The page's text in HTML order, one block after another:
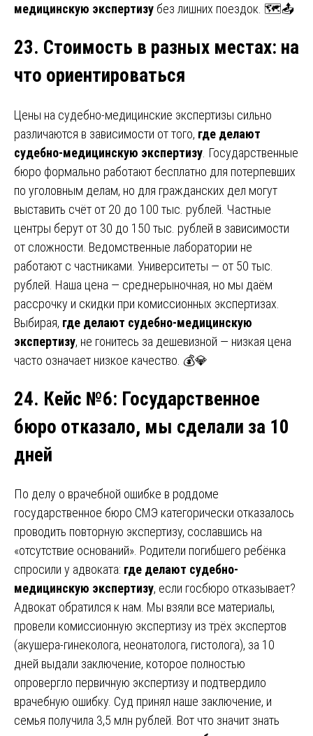
медицинскую экспертизу без лишних поездок. 🗺️📤
23. Стоимость в разных местах: на
что ориентироваться
Цены на судебно-медицинские экспертизы сильно
различаются в зависимости от того, где делают
судебно-медицинскую экспертизу . Государственные
бюро формально работают бесплатно для потерпевших
по уголовным делам, но для гражданских дел могут
выставить счёт от 20 до 100 тыс. рублей. Частные
центры берут от 30 до 150 тыс. рублей в зависимости
от сложности. Ведомственные лаборатории не
работают с частниками. Университеты — от 50 тыс.
рублей. Наша цена — среднерыночная, но мы даём
рассрочку и скидки при комиссионных экспертизах.
Выбирая, где делают судебно-медицинскую
экспертизу, не гонитесь за дешевизной — низкая цена
часто означает низкое качество. 💰💎
24. Кейс №6: Государственное
бюро отказало, мы сделали за 10
дней
По делу о врачебной ошибке в роддоме
государственное бюро СМЭ категорически отказалось
проводить повторную экспертизу, сославшись на
«отсутствие оснований». Родители погибшего ребёнка
спросили у адвоката: где делают судебно-
медицинскую экспертизу, если госбюро отказывает?
Адвокат обратился к нам. Мы взяли все материалы,
провели комиссионную экспертизу из трёх экспертов
(акушера-гинеколога, неонатолога, гистолога), за 10
дней выдали заключение, которое полностью
опровергло первичную экспертизу и подтвердило
врачебную ошибку. Суд принял наше заключение, и
семья получила 3,5 млн рублей. Вот что значит знать